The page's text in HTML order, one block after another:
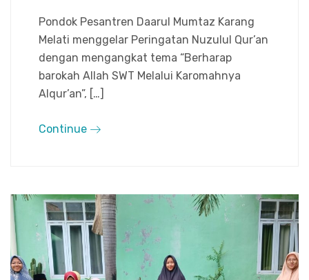
Pondok Pesantren Daarul Mumtaz Karang
Melati menggelar Peringatan Nuzulul Qur’an
dengan mengangkat tema “Berharap
barokah Allah SWT Melalui Karomahnya
Alqur’an”, […]
Continue